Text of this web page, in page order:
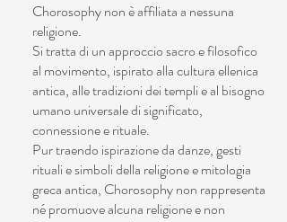
Chorosophy non è affiliata a nessuna
religione.
Si tratta di un approccio sacro e filosofico
al movimento, ispirato alla cultura ellenica
antica, alle tradizioni dei templi e al bisogno
umano universale di significato,
connessione e rituale.
Pur traendo ispirazione da danze, gesti
rituali e simboli della religione e mitologia
greca antica, Chorosophy non rappresenta
né promuove alcuna religione e non